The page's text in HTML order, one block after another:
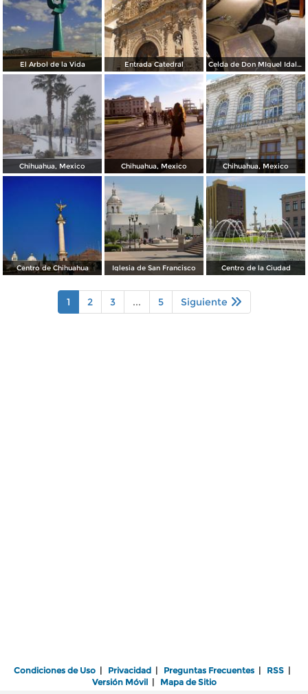
El Arbol de la Vida Entrada Catedral Celda de Don MIguel Idalgo y Costilla
Chihuahua, Mexico Chihuahua, Mexico Chihuahua, Mexico
Centro de Chihuahua Iglesia de San Francisco Centro de la Ciudad
1 2 3 ... 5 Siguiente
Condiciones de Uso | Privacidad | Preguntas Frecuentes | RSS |
Versión Móvil| Mapa de Sitio